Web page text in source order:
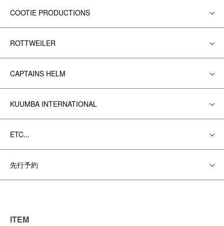
COOTIE PRODUCTIONS
ROTTWEILER
CAPTAINS HELM
KUUMBA INTERNATIONAL
ETC...
先行予約
ITEM